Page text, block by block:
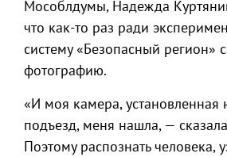
Мособлдумы, Надежда
что как-то раз ради
систему «Безопасный регион»
фотографию.
«И моя камера, установленная
подъезд, меня нашла, —
Поэтому распознать человека,